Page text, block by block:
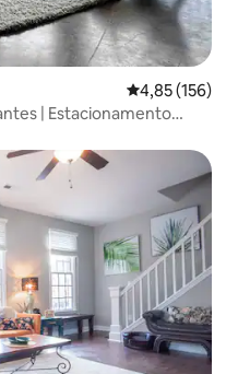
4,85 de uma
4,85 (156)
| Estacionamento